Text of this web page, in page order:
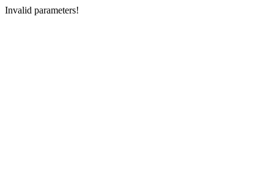
Invalid parameters!